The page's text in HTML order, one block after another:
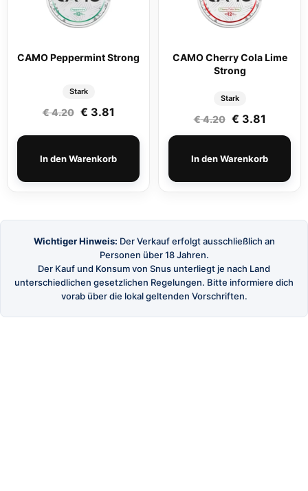
CAMO Peppermint Strong
Stark
€4.20 Ursprünglicher Preis war: € 4.20
€ 3.81
In den Warenkorb
CAMO Cherry Cola Lime
Strong
Stark
€4.20 € 3.81
In den Warenkorb
Wichtiger Hinweis: Der Verkauf erfolgt ausschließlich an
Personen über 18 Jahren.
Der Kauf und Konsum von Snus unterliegt je nach Land
unterschiedlichen gesetzlichen Regelungen. Bitte informiere dich
vorab über die lokal geltenden Vorschriften.